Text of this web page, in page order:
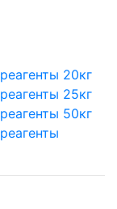
20кг
25кг
50кг